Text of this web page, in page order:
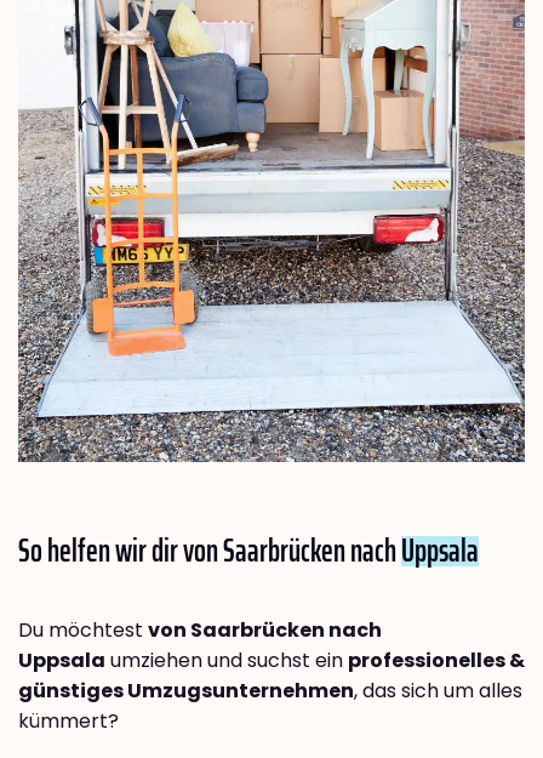
So helfen wir dir von Saarbrücken nachUppsala
Du möchtest von Saarbrücken nach
Uppsala umziehen und suchst ein professionelles &
günstiges Umzugsunternehmen, das sich um alles
kümmert?